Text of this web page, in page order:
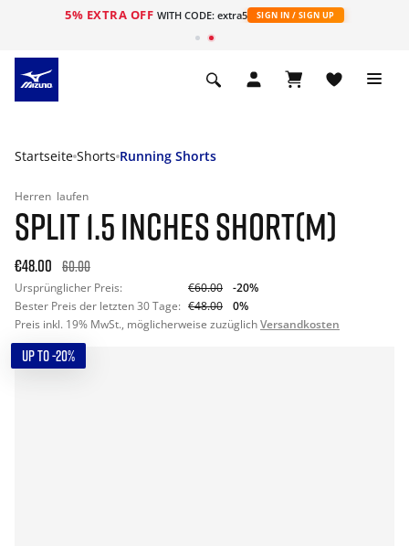
5% EXTRA OFF WITH CODE: extra5 SIGN IN / SIGN UP
Startseite Shorts Running Shorts
Herren laufen
SPLIT 1.5 INCHES SHORT(M)
€48.00 60.00
Ursprünglicher Preis: €60.00
-20%
Bester Preis der letzten 30 Tage: €48.00
0%
Preis inkl. 19% MwSt., möglicherweise zuzüglichVersandkosten
UP TO -20%